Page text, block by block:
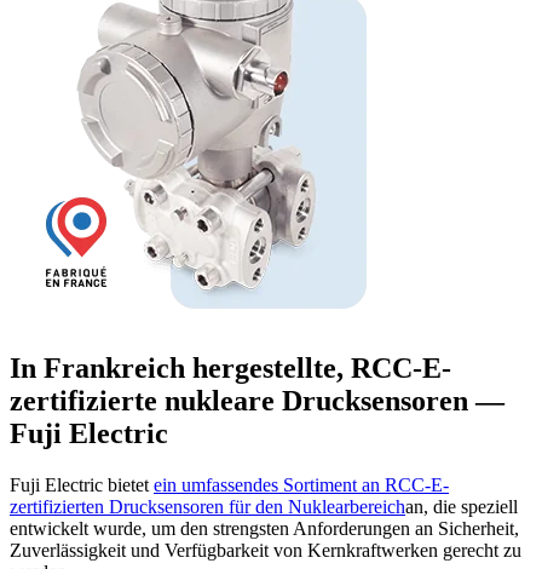
In Frankreich hergestellte, RCC-E-
zertifizierte nukleare Drucksensoren —
Fuji Electric
Fuji Electric bietet ein umfassendes Sortiment an RCC-E-
zertifizierten Drucksensoren für den Nuklearbereichan, die speziell
entwickelt wurde, um den strengsten Anforderungen an Sicherheit,
Zuverlässigkeit und Verfügbarkeit von Kernkraftwerken gerecht zu